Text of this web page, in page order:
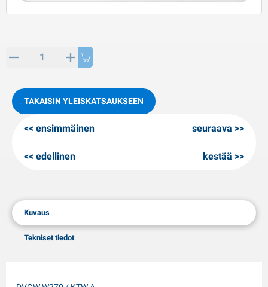
artikkeleita
TAKAISIN YLEISKATSAUKSEEN
ensimmäinen
edellinen
seuraava
kestää
Kuvaus
Tekniset tiedot